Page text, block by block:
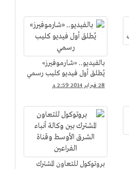
بالفيديو.. «شارموفيرز»
يُطلق أول فيديو كليب رسمي
28 فبراير 2014 2:59 م
بروتوكول للتعاون المشترك